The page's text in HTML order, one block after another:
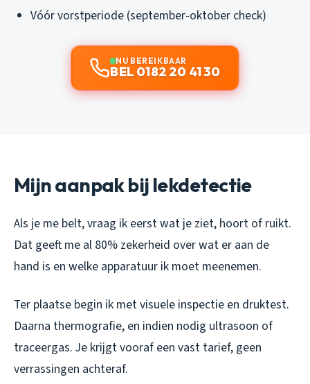
Vóór vorstperiode (september-oktober check)
NU BEREIKBAAR
BEL 0182 20 41 30
Mijn aanpak bij lekdetectie
Als je me belt, vraag ik eerst wat je ziet, hoort of ruikt.
Dat geeft me al 80% zekerheid over wat er aan de
hand is en welke apparatuur ik moet meenemen.
Ter plaatse begin ik met visuele inspectie en druktest.
Daarna thermografie, en indien nodig ultrasoon of
traceergas. Je krijgt vooraf een vast tarief, geen
verrassingen achteraf.